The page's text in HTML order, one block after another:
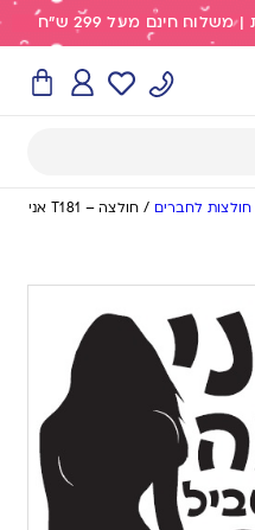
חולצות לחברים /
חולצה – T181 אני